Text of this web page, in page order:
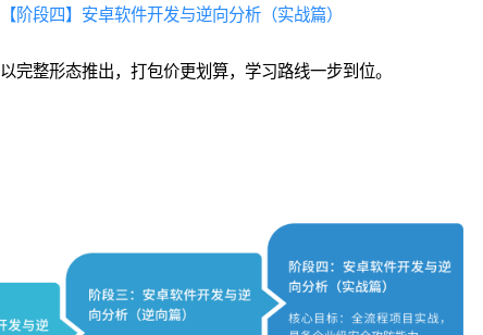
【阶段四】安卓软件开发与逆向分析（实战篇）
完整形态推出，打包价更划算，学习路线一步到位。